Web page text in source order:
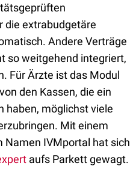
die extrabudgetäre
Andere Verträge
so weitgehend integriert,
Für Ärzte ist das Modul
den Kassen, die ein
haben, möglichst viele
Mit einem
Namen IVMportal hat sich
aufs Parkett gewagt.